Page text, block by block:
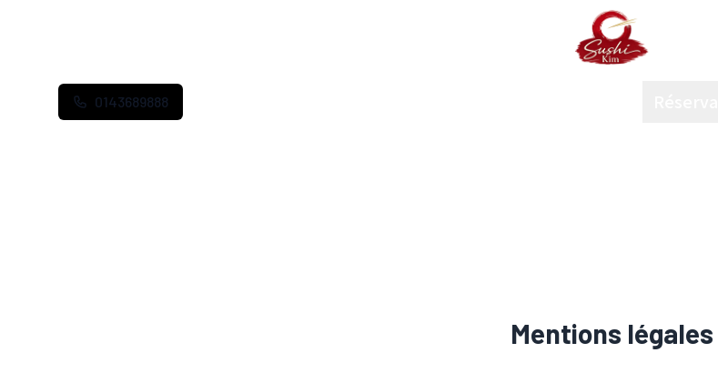
0143689888
Mentions légales